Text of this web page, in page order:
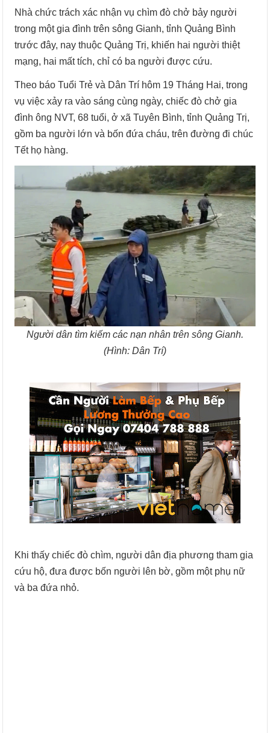
Nhà chức trách xác nhận vụ chìm đò chở bảy người
trong một gia đình trên sông Gianh, tỉnh Quảng Bình
trước đây, nay thuộc Quảng Trị, khiến hai người thiệt
mạng, hai mất tích, chỉ có ba người được cứu.
Theo báo Tuổi Trẻ và Dân Trí hôm 19 Tháng Hai, trong
vụ việc xảy ra vào sáng cùng ngày, chiếc đò chở gia
đình ông NVT, 68 tuổi, ở xã Tuyên Bình, tỉnh Quảng Trị,
gồm ba người lớn và bốn đứa cháu, trên đường đi chúc
Tết họ hàng.
Người dân tìm kiếm các nạn nhân trên sông Gianh.
(Hình: Dân Trí)
Khi thấy chiếc đò chìm, người dân địa phương tham gia
cứu hộ, đưa được bốn người lên bờ, gồm một phụ nữ
và ba đứa nhỏ.